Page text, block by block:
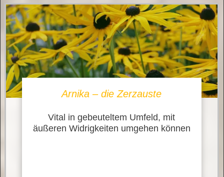
Arnika – die Zerzauste
Vital in gebeuteltem Umfeld, mit
äußeren Widrigkeiten umgehen können